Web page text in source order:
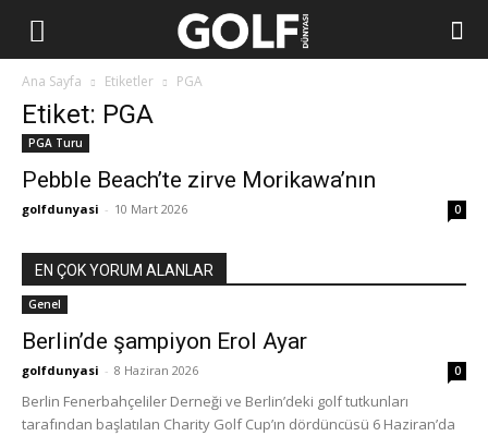
Ana Sayfa Etiketler PGA
Etiket: PGA
PGA Turu
Pebble Beach’te zirve Morikawa’nın
golfdunyasi - 10 Mart 2026 0
EN ÇOK YORUM ALANLAR
Genel
Berlin’de şampiyon Erol Ayar
golfdunyasi - 8 Haziran 2026 0
Berlin Fenerbahçeliler Derneği ve Berlin’deki golf tutkunları
tarafından başlatılan Charity Golf Cup’ın dördüncüsü 6 Haziran’da